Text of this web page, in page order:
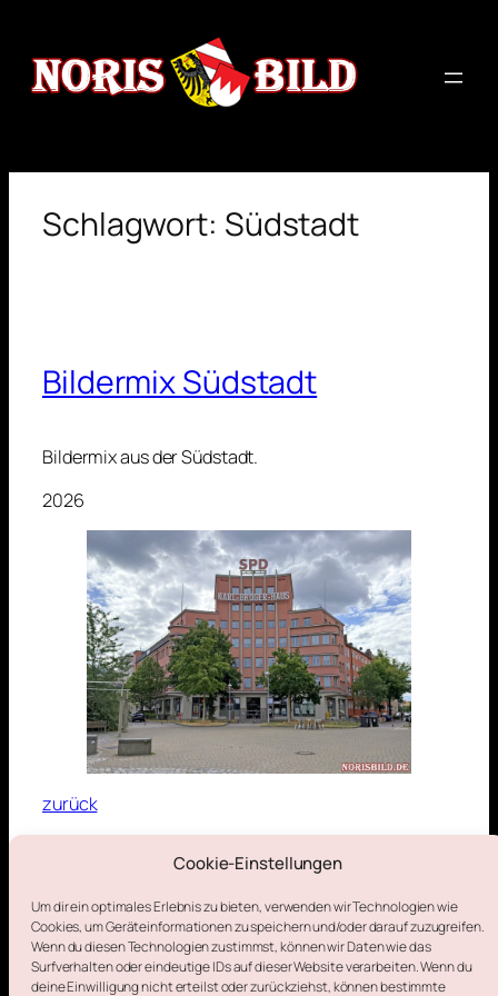
Cookie-Einstellungen
Um dir ein optimales Erlebnis zu bieten, verwenden wir Technologien wie
Cookies, um Geräteinformationen zu speichern und/oder darauf zuzugreifen.
Wenn du diesen Technologien zustimmst, können wir Daten wie das
Surfverhalten oder eindeutige IDs auf dieser Website verarbeiten. Wenn du
deine Einwilligung nicht erteilst oder zurückziehst, können bestimmte
springen
Schlagwort: Südstadt
Bildermix Südstadt
Bildermix aus der Südstadt.
2026
zurück